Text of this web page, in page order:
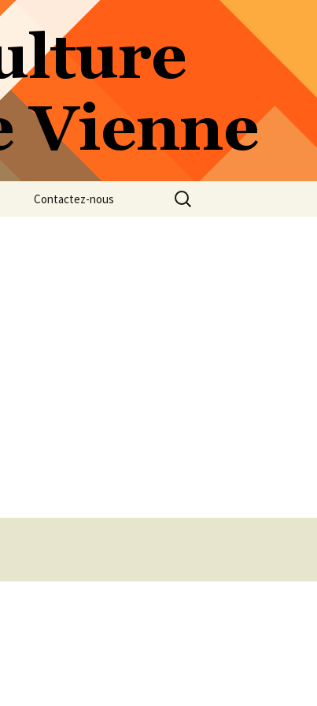
Contactez-nous
Rechercher :